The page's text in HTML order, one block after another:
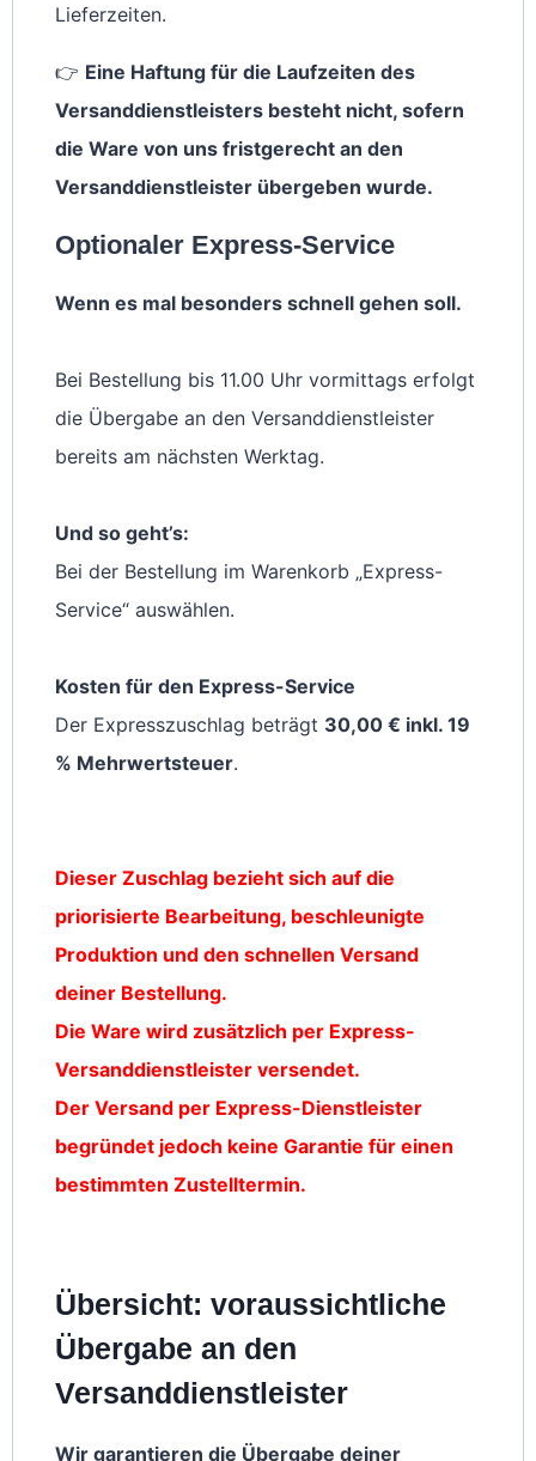
Lieferzeiten.
👉 Eine Haftung für die Laufzeiten des
Versanddienstleisters besteht nicht, sofern
die Ware von uns fristgerecht an den
Versanddienstleister übergeben wurde.
Optionaler Express-Service
Wenn es mal besonders schnell gehen soll.
Bei Bestellung bis 11.00 Uhr vormittags erfolgt
die Übergabe an den Versanddienstleister
bereits am nächsten Werktag.
Und so geht’s:
Bei der Bestellung im Warenkorb „Express-
Service“ auswählen.
Kosten für den Express-Service
Der Expresszuschlag beträgt 30,00 € inkl. 19
% Mehrwertsteuer.
Dieser Zuschlag bezieht sich auf die
priorisierte Bearbeitung, beschleunigte
Produktion und den schnellen Versand
deiner Bestellung.
Die Ware wird zusätzlich per Express-
Versanddienstleister versendet.
Der Versand per Express-Dienstleister
begründet jedoch keine Garantie für einen
bestimmten Zustelltermin.
Übersicht: voraussichtliche
Übergabe an den
Versanddienstleister
Wir garantieren die Übergabe deiner